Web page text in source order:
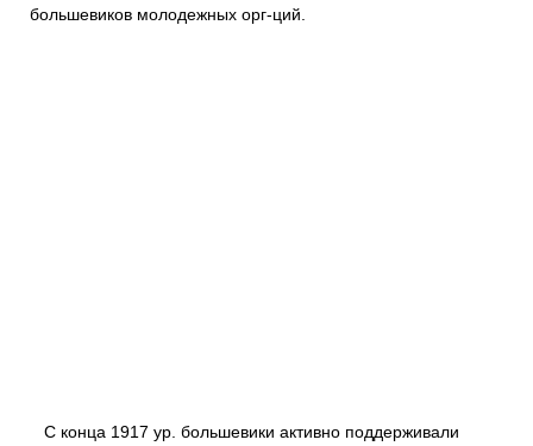
большевиков молодежных орг-ций.
С конца 1917 ур. большевики активно поддерживали